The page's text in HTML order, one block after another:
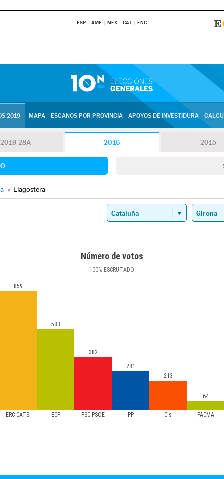
ESP AME MEX CAT ENG
2019 MAPA ESCAÑOS POR PROVINCIA APOYOS DE INVESTIDURA
2019-28A 2016 2015
» Llagostera
Número de votos
100% ESCRUTADO
ERC-CATSÍ ECP PSC-PSOE PP C's PACMA
859
583
382
281
213
64